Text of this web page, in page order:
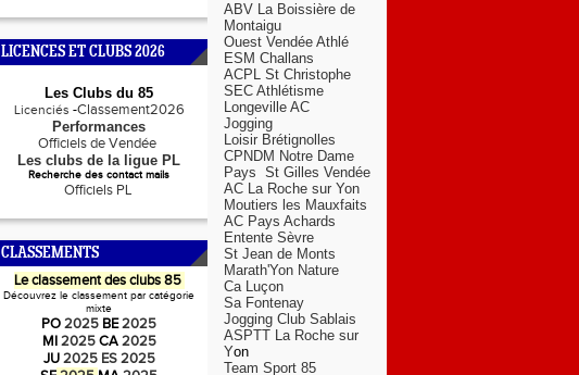
LICENCES ET CLUBS 2026
Les Clubs du 85
Licenciés -Classement2026
Performances
Officiels de Vendée
Les clubs de la ligue PL
Recherche des contact mails
Officiels PL
CLASSEMENTS
Le classement des clubs 85
Découvrez le classement par catégorie
mixte
PO2025 BE2025
MI2025 CA2025
JU 2025 ES 2025
ABV La Boissière de
Montaigu
Ouest Vendée Athlé
ESM Challans
ACPL St Christophe
SEC Athlétisme
Longeville AC
Jogging
Loisir Brétignolles
CPNDM Notre Dame
Pays St Gilles Vendée
AC La Roche sur Yon
Moutiers les Mauxfaits
AC Pays Achards
Entente Sèvre
St Jean de Monts
Marath'Yon Nature
Ca Luçon
Sa Fontenay
Jogging Club Sablais
ASPTT La Roche sur
Yon
Team Sport 85